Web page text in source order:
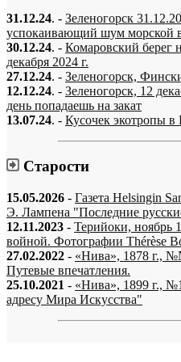
31.12.24. - Зеленогорск
успокаивающий шум морской
30.12.24. - Комаровский берег
декабря 2024 г.
27.12.24. - Зеленогорск,
12.12.24. - Зеленогорск, 12
день попадаешь на закат
13.07.24. - Кусочек экотропы в
Старости
15.05.2026 - Газета Helsingin
Э. Лампена "Последние
12.11.2023 - Терийоки, ноябрь
войной. Фотографии Thérèse
27.02.2022 - «Нива», 1878 г.,
Путевые впечатления.
25.10.2021 - «Нива», 1899 г.,
адресу Мира Искусства"